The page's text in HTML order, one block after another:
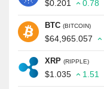
$0.201 0.78
BTC (BITCOIN)
$64,965.057
XRP (RIPPLE)
$1.035 1.51